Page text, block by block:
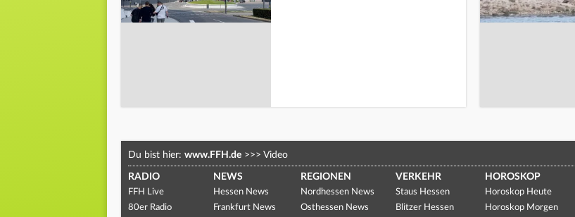
Du bist hier: www.FFH.de >>> Video
RADIO
FFH Live
80er Radio
NEWS
Hessen News
Frankfurt News
REGIONEN
Nordhessen News
Osthessen News
VERKEHR
Staus Hessen
Blitzer Hessen
HOROSKOP
Horoskop Heute
Horoskop Morgen